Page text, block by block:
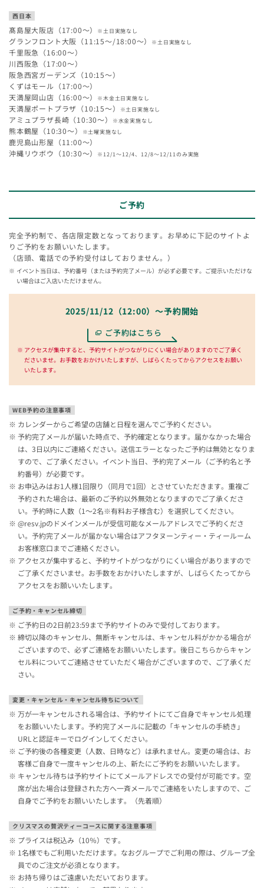
西日本
髙島屋大阪店（17:00～） ※土日実施なし
グランフロント大阪（11:15～/18:00～） ※土日実施なし
千里阪急（16:00～）
川西阪急（17:00～）
阪急西宮ガーデンズ（10:15～）
くずはモール（17:00～）
天満屋岡山店（16:00～）
※木金土日実施なし
天満屋ポートプラザ（10:15～） ※土日実施なし
アミュプラザ長崎（10:30～） ※水金実施なし
熊本鶴屋（10:30～） ※土曜実施なし
鹿児島山形屋（11:00～）
沖縄リウボウ（10:30～）
※12/1～12/4、12/8～12/11のみ実施
ご予約
完全予約制で、各店限定数となっております。お早めに下記のサイトよ
りご予約をお願いいたします。
（店頭、電話での予約受付はしておりません。）
イベント当日は、予約番号（または予約完了メール）が必ず必要です。ご提示いただけな
い場合はご入店いただけません。
2025/11/12（12:00）～予約開始
ご予約はこちら
アクセスが集中すると、予約サイトがつながりにくい場合がありますのでご了承く
ださいませ。お手数をおかけいたしますが、しばらくたってからアクセスをお願い
いたします。
WEB予約の注意事項
カレンダーからご希望の店舗と日程を選んでご予約ください。
予約完了メールが届いた時点で、予約確定となります。届かなかった場合
は、3日以内にご連絡ください。送信エラーとなったご予約は無効となりま
すので、ご了承ください。イベント当日、予約完了メール（ご予約名と予
約番号）が必要です。
お申込みはお1人様1回限り（同月で1回）とさせていただきます。重複ご
予約された場合は、最新のご予約以外無効となりますのでご了承くださ
い。予約時に人数（1～2名※有料お子様含む）を選択してください。
@resv.jpのドメインメールが受信可能なメールアドレスでご予約くださ
い。予約完了メールが届かない場合はアフタヌーンティー・ティールーム
お客様窓口までご連絡ください。
アクセスが集中すると、予約サイトがつながりにくい場合がありますので
ご了承くださいませ。お手数をおかけいたしますが、しばらくたってから
アクセスをお願いいたします。
ご予約・キャンセル締切
ご予約日の2日前23:59まで予約サイトのみで受付しております。
締切以降のキャンセル、無断キャンセルは、キャンセル料がかかる場合が
ございますので、必ずご連絡をお願いいたします。後日こちらからキャン
セル料についてご連絡させていただく場合がございますので、ご了承くだ
さい。
変更・キャンセル・キャンセル待ちについて
万が一キャンセルされる場合は、予約サイトにてご自身でキャンセル処理
をお願いいたします。予約完了メールに記載の「キャンセルの手続き」
URLと認証キーでログインしてください。
ご予約後の各種変更（人数、日時など）は承れません。変更の場合は、お
客様ご自身で一度キャンセルの上、新たにご予約をお願いいたします。
キャンセル待ちは予約サイトにてメールアドレスでの受付が可能です。空
席が出た場合は登録された方へ一斉メールでご連絡をいたしますので、ご
自身でご予約をお願いいたします。（先着順）
クリスマスの贅沢ティーコースに関する注意事項
プライスは税込み（10％）です。
1名様でもご利用いただけます。なおグループでご利用の際は、グループ全
員でのご注文が必須となります。
お持ち帰りはご遠慮いただいております。